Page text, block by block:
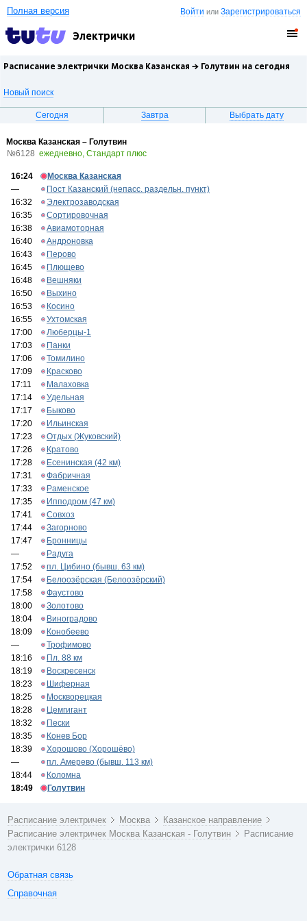
Войти илиЗарегистрироваться
Полная версия
Электрички
Расписание электрички Москва Казанская → Голутвин на сегодня
Новый поиск
Сегодня Завтра Выбрать дату
Москва Казанская – Голутвин
№6128 ежедневно, Стандарт плюс
16:24
Москва Казанская
—
Пост Казанский (непасс. раздельн. пункт)
16:32
Электрозаводская
16:35
Сортировочная
16:38
Авиамоторная
16:40
Андроновка
16:43
Перово
16:45
Плющево
16:48
Вешняки
16:50
Выхино
16:53
Косино
16:55
Ухтомская
17:00
Люберцы-1
17:03
Панки
17:06
Томилино
17:09
Красково
17:11
Малаховка
17:14
Удельная
17:17
Быково
17:20
Ильинская
17:23
Отдых (Жуковский)
17:26
Кратово
17:28
Есенинская (42 км)
17:31
Фабричная
17:33
Раменское
17:35
Ипподром (47 км)
17:41
Совхоз
17:44
Загорново
17:47
Бронницы
—
Радуга
17:52
пл. Цибино (бывш. 63 км)
17:54
Белоозёрская (Белоозёрский)
17:58
Фаустово
18:00
Золотово
18:04
Виноградово
18:09
Конобеево
—
Трофимово
18:16
Пл. 88 км
18:19
Воскресенск
18:23
Шиферная
18:25
Москворецкая
18:28
Цемгигант
18:32
Пески
18:35
Конев Бор
18:39
Хорошово (Хорошёво)
—
пл. Амерево (бывш. 113 км)
18:44
Коломна
18:49
Голутвин
Расписание электричек Москва
Казанское направление
Расписание электричек Москва Казанская - Голутвин
Расписание
электрички 6128
Обратная связь
Справочная